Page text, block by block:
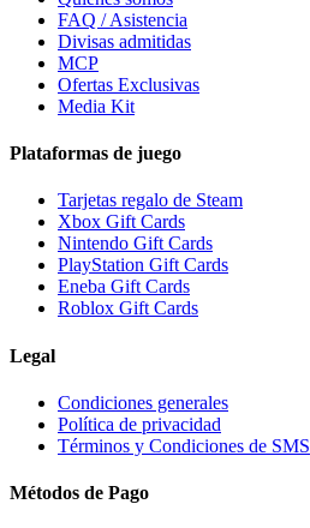
FAQ / Asistencia
Divisas admitidas
MCP
Ofertas Exclusivas
Media Kit
Plataformas de juego
Tarjetas regalo de Steam
Xbox Gift Cards
Nintendo Gift Cards
PlayStation Gift Cards
Eneba Gift Cards
Roblox Gift Cards
Legal
Condiciones generales
Política de privacidad
Términos y Condiciones de SMS
Métodos de Pago